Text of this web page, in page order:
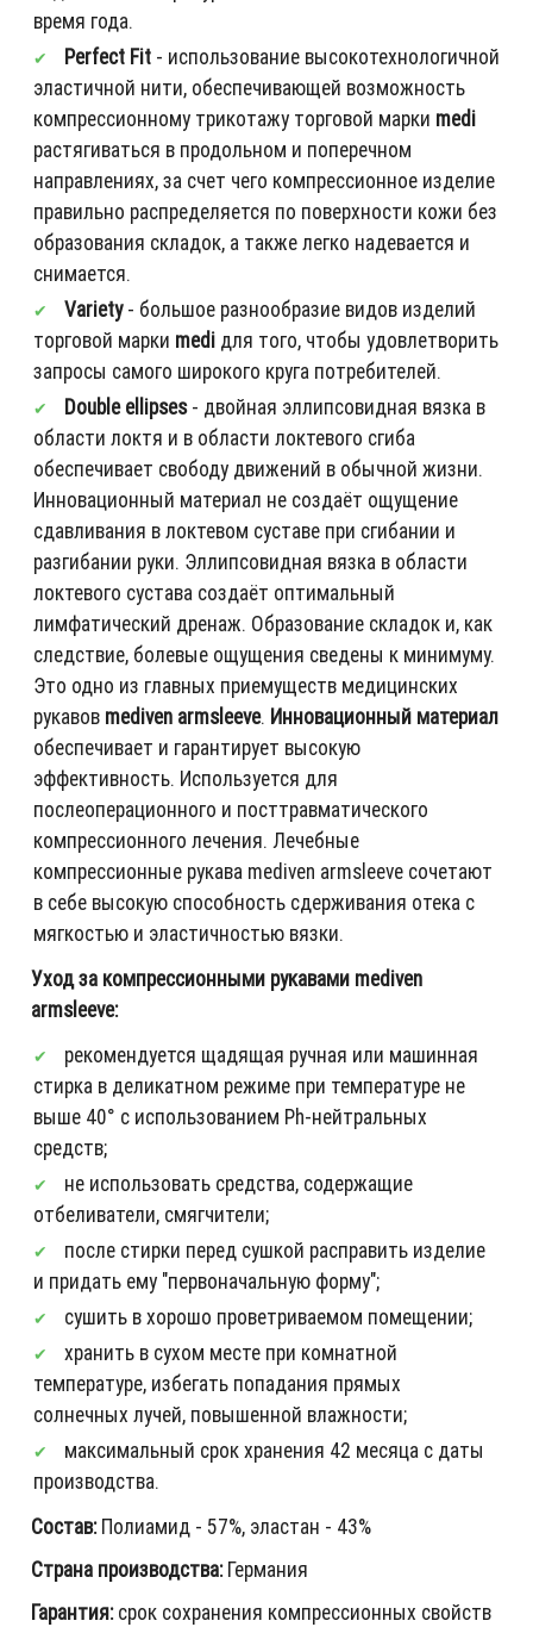
время года.
Perfect Fit - использование высокотехнологичной
эластичной нити, обеспечивающей возможность
компрессионному трикотажу торговой марки medi
растягиваться в продольном и поперечном
направлениях, за счет чего компрессионное изделие
правильно распределяется по поверхности кожи без
образования складок, а также легко надевается и
снимается.
Variety- большое разнообразие видов изделий
торговой марки medi для того, чтобы удовлетворить
запросы самого широкого круга потребителей.
Double ellipses- двойная эллипсовидная вязка в
области локтя и в области локтевого сгиба
обеспечивает свободу движений в обычной жизни.
Инновационный материал не создаёт ощущение
сдавливания в локтевом суставе при сгибании и
разгибании руки. Эллипсовидная вязка в области
локтевого сустава создаёт оптимальный
лимфатический дренаж. Образование складок и, как
следствие, болевые ощущения сведены к минимуму.
Это одно из главных приемуществ медицинских
рукавов mediven armsleeve. Инновационный материал
обеспечивает и гарантирует высокую
эффективность. Используется для
послеоперационного и посттравматического
компрессионного лечения. Лечебные
компрессионные рукава mediven armsleeve сочетают
в себе высокую способность сдерживания отека с
мягкостью и эластичностью вязки.
Уход за компрессионными рукавами mediven
armsleeve:
рекомендуется щадящая ручная или машинная
стирка в деликатном режиме при температуре не
выше 40° с использованием Ph-нейтральных
средств;
не использовать средства, содержащие
отбеливатели, смягчители;
после стирки перед сушкой расправить изделие
и придать ему "первоначальную форму";
сушить в хорошо проветриваемом помещении;
хранить в сухом месте при комнатной
температуре, избегать попадания прямых
солнечных лучей, повышенной влажности;
максимальный срок хранения 42 месяца с даты
производства.
Состав:Полиамид - 57%, эластан - 43%
Страна производства:Германия
Гарантия:срок сохранения компрессионных свойств